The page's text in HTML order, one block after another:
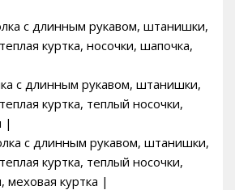
с длинным рукавом, штанишки,
куртка, носочки, шапочка,
с длинным рукавом, штанишки,
куртка, теплый носочки,
|
с длинным рукавом, штанишки,
куртка, теплый носочки,
меховая куртка |